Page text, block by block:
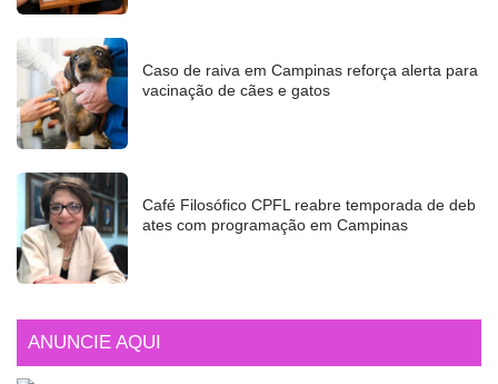
Caso de raiva em Campinas reforça alerta para
vacinação de cães e gatos
Café Filosófico CPFL reabre temporada de deb
ates com programação em Campinas
ANUNCIE AQUI